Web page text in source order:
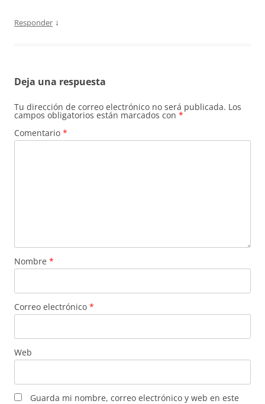
Responder ↓
Deja una respuesta
Tu dirección de correo electrónico no será publicada. Los
campos obligatorios están marcados con *
Comentario *
Nombre *
Correo electrónico *
Web
Guarda mi nombre, correo electrónico y web en este